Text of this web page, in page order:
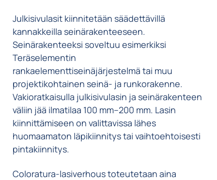
Julkisivulasit kiinnitetään säädettävillä
kannakkeilla seinärakenteeseen.
Seinärakenteeksi soveltuu esimerkiksi
Teräselementin
rankaelementtiseinäjärjestelmä tai muu
projektikohtainen seinä- ja runkorakenne.
Vakioratkaisulla julkisivulasin ja seinärakenteen
väliin jää ilmatilaa 100 mm–200 mm. Lasin
kiinnittämiseen on valittavissa lähes
huomaamaton läpikiinnitys tai vaihtoehtoisesti
pintakiinnitys.
Coloratura-lasiverhous toteutetaan aina